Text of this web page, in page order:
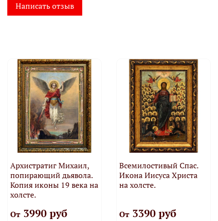
Написать отзыв
Архистратиг Михаил,
попирающий дьявола.
Копия иконы 19 века на
холсте.
От3990 руб
Всемилостивый Спас.
Икона Иисуса Христа
на холсте.
От3390 руб